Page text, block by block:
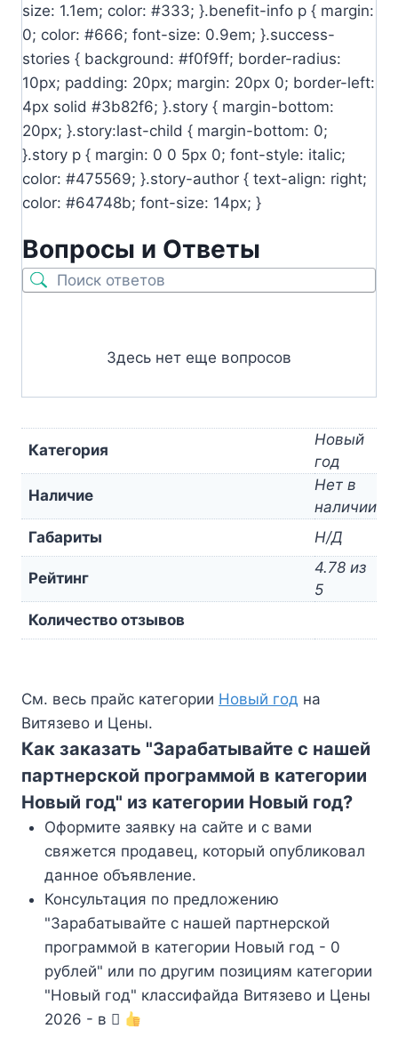
size: 1.1em; color: #333; }.benefit-info p { margin:
0; color: #666; font-size: 0.9em; }.success-
stories { background: #f0f9ff; border-radius:
10px; padding: 20px; margin: 20px 0; border-left:
4px solid #3b82f6; }.story { margin-bottom:
20px; }.story:last-child { margin-bottom: 0;
}.story p { margin: 0 0 5px 0; font-style: italic;
color: #475569; }.story-author { text-align: right;
color: #64748b; font-size: 14px; }
Вопросы и Ответы
Здесь нет еще вопросов
Категория
Новый
год
Наличие
Нет в
наличии
Габариты
Н/Д
Рейтинг
4.78 из
5
Количество отзывов
См. весь прайс категории Новый год на
Витязево и Цены.
Как заказать "Зарабатывайте с нашей
партнерской программой в категории
Новый год" из категории Новый год?
Оформите заявку на сайте и с вами
свяжется продавец, который опубликовал
данное объявление.
Консультация по предложению
"Зарабатывайте с нашей партнерской
программой в категории Новый год - 0
рублей" или по другим позициям категории
"Новый год" классифайда Витязево и Цены
2026 - в